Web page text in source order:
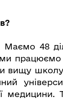
Маємо 48
працюємо
вищу
медицини.